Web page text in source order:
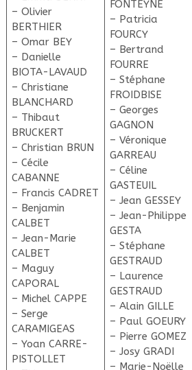
– Olivier
BERTHIER
– Omar BEY
– Danielle
BIOTA-LAVAUD
– Christiane
BLANCHARD
– Thibaut
BRUCKERT
– Christian BRUN
– Cécile
CABANNE
– Francis CADRET
– Benjamin
CALBET
– Jean-Marie
CALBET
– Maguy
CAPORAL
– Michel CAPPE
– Serge
CARAMIGEAS
– Yoan CARRE-
PISTOLLET
FONTEYNE
– Patricia
FOURCY
– Bertrand
FOURRE
– Stéphane
FROIDBISE
– Georges
GAGNON
– Véronique
GARREAU
– Céline
GASTEUIL
– Jean GESSEY
– Jean-Philippe
GESTA
– Stéphane
GESTRAUD
– Laurence
GESTRAUD
– Alain GILLE
– Paul GOEURY
– Pierre GOMEZ
– Josy GRADI
– Marie-Noëlle